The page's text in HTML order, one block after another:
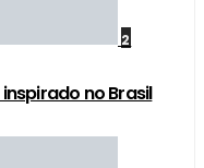
2
no Brasil